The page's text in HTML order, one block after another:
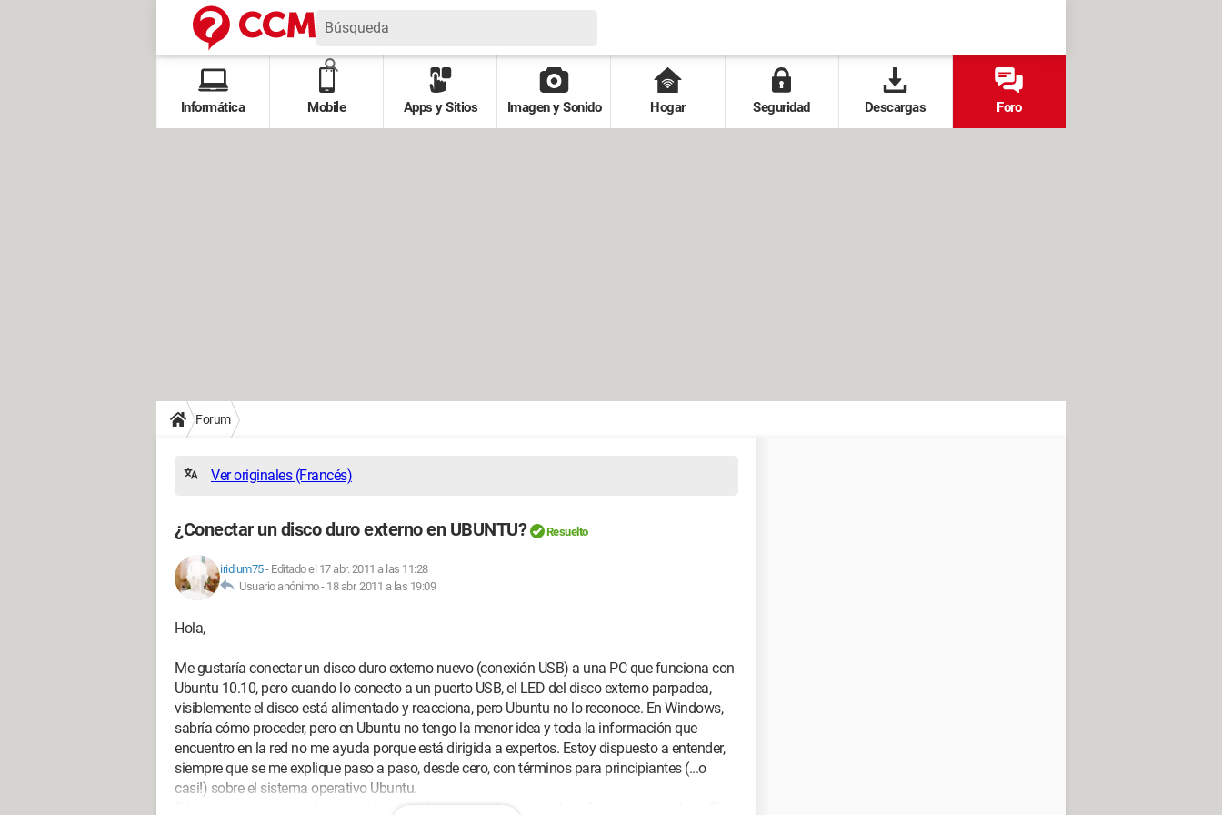
Informática Mobile Apps y Sitios Imagen y Sonido Hogar Seguridad Descargas Foro
Forum
Ver originales (Francés)
¿Conectar un disco duro externo en UBUNTU? Resuelto
iridium75- Editado el 17 abr. 2011 a las 11:28
Usuario anónimo - 18 abr. 2011 a las 19:09
Hola,
Me gustaría conectar un disco duro externo nuevo (conexión USB) a una PC que funciona con
Ubuntu 10.10, pero cuando lo conecto a un puerto USB, el LED del disco externo parpadea,
visiblemente el disco está alimentado y reacciona, pero Ubuntu no lo reconoce. En Windows,
sabría cómo proceder, pero en Ubuntu no tengo la menor idea y toda la información que
encuentro en la red no me ayuda porque está dirigida a expertos. Estoy dispuesto a entender,
siempre que se me explique paso a paso, desde cero, con términos para principiantes (...o
casi!) sobre el sistema operativo Ubuntu.
Sé que este tema ya se ha tratado en la red... pero no de manera lo suficientemente clara. Si